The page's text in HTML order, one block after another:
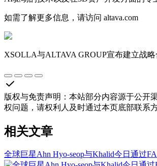
如需了解更多信息，请访问 altava.com
XSOLLA与ALTAVA GROUP宣布建立战
版权与免责声明 ： 本站部分内容源于公开
权问题，请权利人及时通过本页底部联系
相关文章
全球巨星Ahn Hyo-seop与Khalid今日通过